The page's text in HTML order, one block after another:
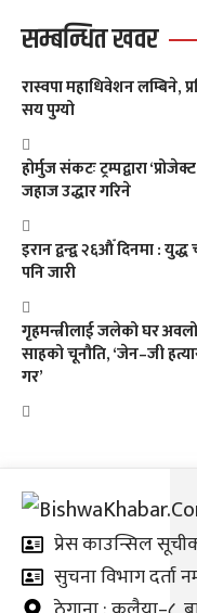
सम्बन्धित खवर
रास्वपा महाधिवेशन लम्बिने,
सय पुग्यो
होर्मुज संकटः ट्रम्पद्वारा
जहाज उद्धार गरिने
इरान द्वन्द्व २६औँ दिनमा : युद्ध
पनि जारी
गृहमन्त्रीलाई जलेको घर
साहको चूनौति, ‘जेन–जी
गर’
प्रेस काउन्सिल
सुचना विभाग दर्ता